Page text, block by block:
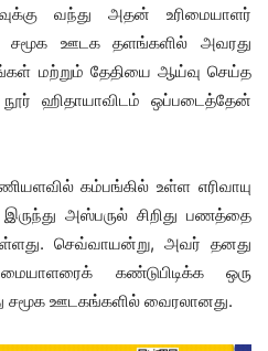
வந்து அதன் உரிமையாளர்
சமூக ஊடக தளங்களில் அவரது
மற்றும் தேதியை ஆய்வு செய்த
ஹிதாயாவிடம் ஒப்படைத்தேன்
கம்பங்கில் உள்ள எரிவாயு
அஸ்பருல் சிறிது பணத்தை
செவ்வாயன்று, அவர் தனது
கண்டுபிடிக்க ஒரு
சமூக ஊடகங்களில் வைரலானது.